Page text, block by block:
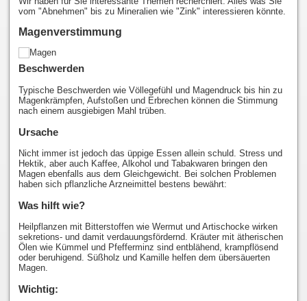
vom "Abnehmen" bis zu Mineralien wie "Zink" interessieren könnte.
Magenverstimmung
Beschwerden
Typische Beschwerden wie Völlegefühl und Magendruck bis hin zu
Magenkrämpfen, Aufstoßen und Erbrechen können die Stimmung
nach einem ausgiebigen Mahl trüben.
Ursache
Nicht immer ist jedoch das üppige Essen allein schuld. Stress und
Hektik, aber auch Kaffee, Alkohol und Tabakwaren bringen den
Magen ebenfalls aus dem Gleichgewicht. Bei solchen Problemen
haben sich pflanzliche Arzneimittel bestens bewährt:
Was hilft wie?
Heilpflanzen mit Bitterstoffen wie Wermut und Artischocke wirken
sekretions- und damit verdauungsfördernd. Kräuter mit ätherischen
Ölen wie Kümmel und Pfefferminz sind entblähend, krampflösend
oder beruhigend. Süßholz und Kamille helfen dem übersäuerten
Magen.
Wichtig: